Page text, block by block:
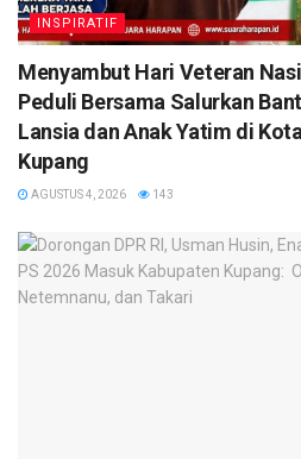
INSPIRATIF
​Menyambut Hari Veteran
Peduli Bersama Salurkan
Lansia dan Anak Yatim di
Kupang
AGUSTUS 4, 2026 143